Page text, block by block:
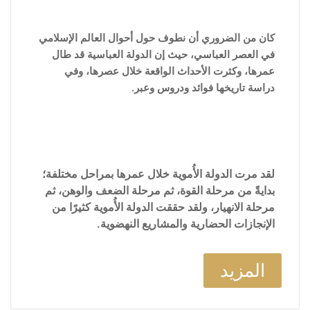
كان من الضروري أن نطوف حول أحوال العالم الإسلامي
في العصر العباسي، حيث إن الدولة العباسية قد طال
عمرها، وكثرت الأحداث الواقعة خلال عصرها، وفي
دراسة تاريخها فوائد ودروس وعبر.
لقد مرت الدولة الأُموية خلال عمرها بمراحل مختلفة؛
بدايةً من مرحلة القوة، ثم مرحلة الضعف والوهن، ثم
مرحلة الانهيار، ولقد حققت الدولة الأُموية كثيرًا من
الإنجازات الحضارية والمشاريع النهضوية.
المزيد